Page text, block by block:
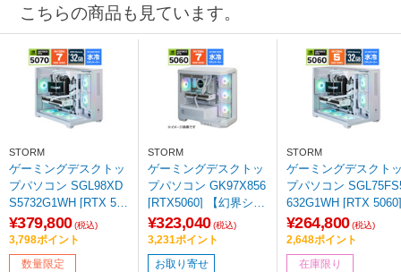
こちらの商品も見ています。
STORM
ゲーミングデスクトッ
プパソコン SGL98XD
S5732G1WH [RTX 507
0] 【sof001】
¥379,800 (税込)
3,798ポイント
数量限定
STORM
ゲーミングデスクトッ
プパソコン GK97X856
[RTX5060] 【幻界シリ
ーズ】
¥323,040 (税込)
3,231ポイント
お取り寄せ
STORM
ゲーミングデスクト
プパソコン
632G1WH [RTX 5060]
¥264,800 (税込)
2,648ポイント
在庫限り